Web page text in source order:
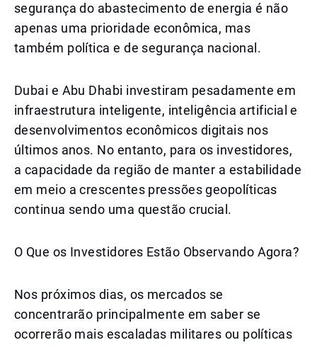
segurança do abastecimento de energia é não
apenas uma prioridade econômica, mas
também política e de segurança nacional.
Dubai e Abu Dhabi investiram pesadamente em
infraestrutura inteligente, inteligência artificial e
desenvolvimentos econômicos digitais nos
últimos anos. No entanto, para os investidores,
a capacidade da região de manter a estabilidade
em meio a crescentes pressões geopolíticas
continua sendo uma questão crucial.
O Que os Investidores Estão Observando Agora?
Nos próximos dias, os mercados se
concentrarão principalmente em saber se
ocorrerão mais escaladas militares ou políticas